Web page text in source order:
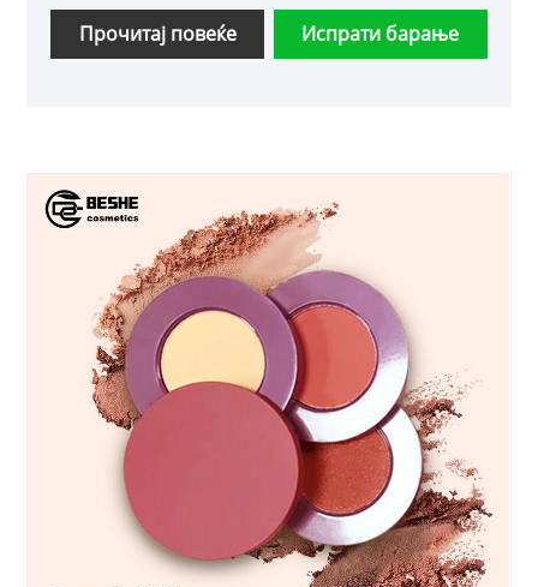
за да постигнете ефект на модификација на
лузни и флеки од акни
Прочитај повеќе Испрати барање